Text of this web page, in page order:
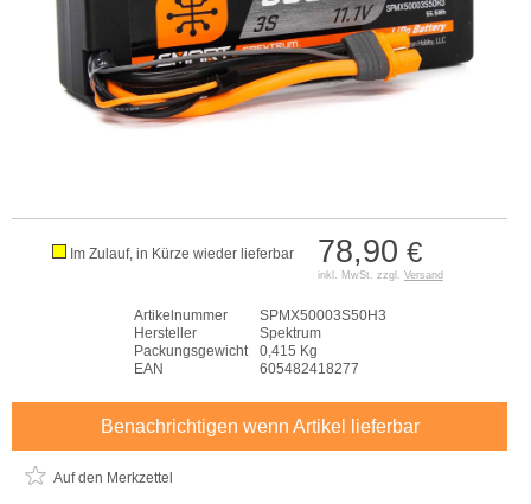
78,90 €
inkl. MwSt. zzgl. Versand
Im Zulauf, in Kürze wieder lieferbar
Artikelnummer
SPMX50003S50H3
Hersteller
Spektrum
Packungsgewicht
0,415 Kg
EAN
605482418277
Benachrichtigen wenn Artikel lieferbar
Auf den Merkzettel